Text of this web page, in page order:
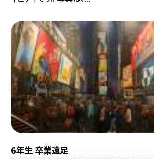
6年生 卒業遠足